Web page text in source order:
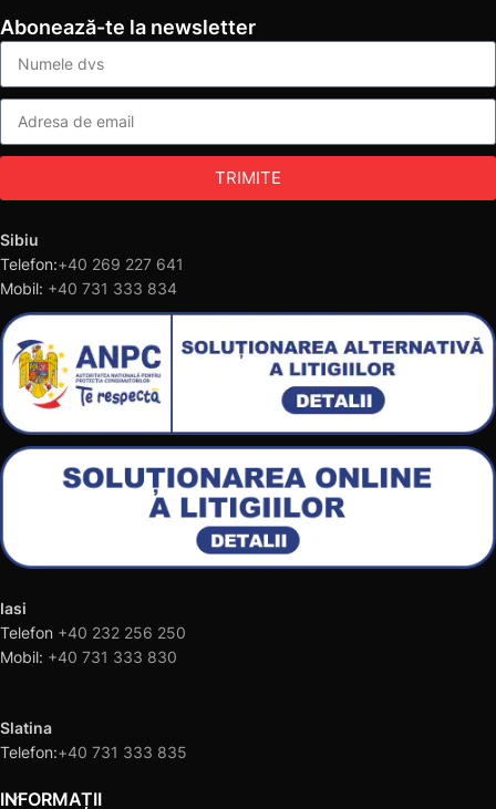
Abonează-te la newsletter
TRIMITE
Sibiu
Telefon:+40 269 227 641
Mobil: +40 731 333 834
Iasi
Telefon +40 232 256 250
Mobil: +40 731 333 830
Slatina
Telefon:+40 731 333 835
INFORMAȚII